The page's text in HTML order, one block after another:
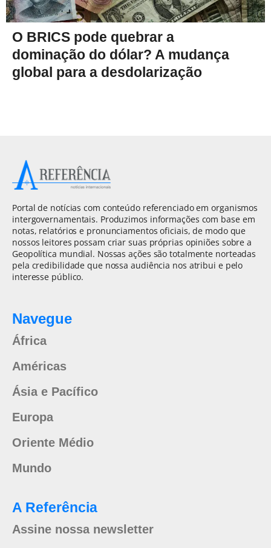
O BRICS pode quebrar a
dominação do dólar? A mudança
global para a desdolarização
Portal de notícias com conteúdo referenciado em organismos
intergovernamentais. Produzimos informações com base em
notas, relatórios e pronunciamentos oficiais, de modo que
nossos leitores possam criar suas próprias opiniões sobre a
Geopolítica mundial. Nossas ações são totalmente norteadas
pela credibilidade que nossa audiência nos atribui e pelo
interesse público.
Navegue
África
Américas
Ásia e Pacífico
Europa
Oriente Médio
Mundo
A Referência
Assine nossa newsletter